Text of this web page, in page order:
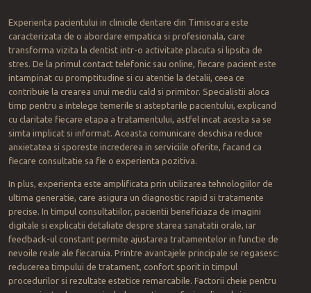
Experienta pacientului in clinicile dentare din Timisoara este
caracterizata de o abordare empatica si profesionala, care
transforma vizita la dentist intr-o activitate placuta si lipsita de
stres. De la primul contact telefonic sau online, fiecare pacient este
intampinat cu promptitudine si cu atentie la detalii, ceea ce
contribuie la crearea unui mediu cald si primitor. Specialistii aloca
timp pentru a intelege temerile si asteptarile pacientului, explicand
cu claritate fiecare etapa a tratamentului, astfel incat acesta sa se
simta implicat si informat. Aceasta comunicare deschisa reduce
anxietatea si sporeste increderea in serviciile oferite, facand ca
fiecare consultatie sa fie o experienta pozitiva.
In plus, experienta este amplificata prin utilizarea tehnologiilor de
ultima generatie, care asigura un diagnostic rapid si tratamente
precise. In timpul consultatiilor, pacientii beneficiaza de imagini
digitale si explicatii detaliate despre starea sanatatii orale, iar
feedback-ul constant permite ajustarea tratamentelor in functie de
nevoile reale ale fiecaruia. Printre avantajele principale se regasesc:
reducerea timpului de tratament, confort sporit in timpul
procedurilor si rezultate estetice remarcabile. Factorii cheie pentru